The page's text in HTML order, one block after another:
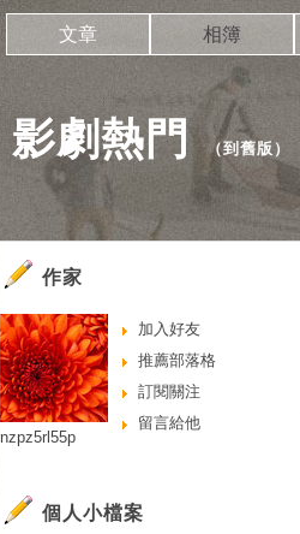
影劇熱門 （到舊版 ）
文章 相簿
作家
加入好友
推薦部落格
訂閱關注
留言給他
nzpz5rl55p
個人小檔案